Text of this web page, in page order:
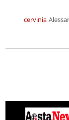
cervinia